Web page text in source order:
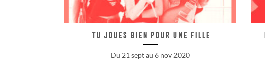
Tu joues bien pour une fille
Du 21 sept au 6 nov 2020